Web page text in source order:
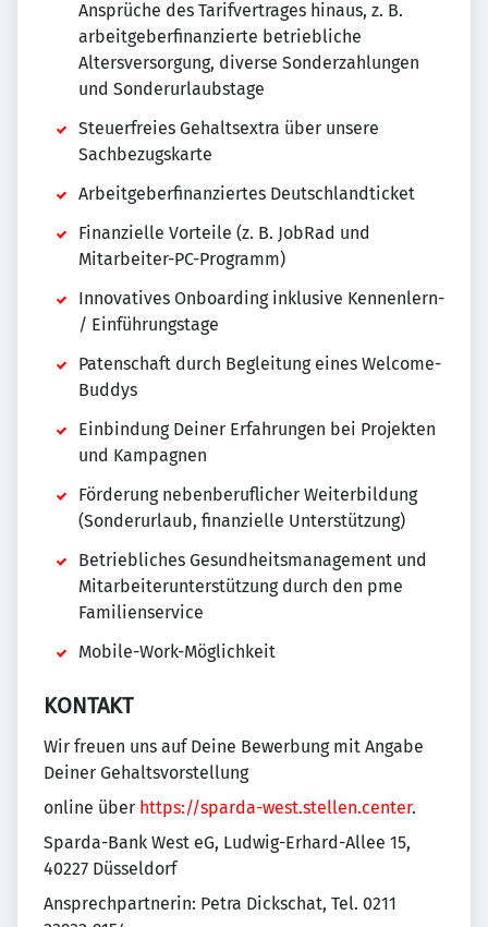
Ansprüche des Tarifvertrages hinaus, z. B.
arbeitgeberfinanzierte betriebliche
Altersversorgung, diverse Sonderzahlungen
und Sonderurlaubstage
Steuerfreies Gehaltsextra über unsere
Sachbezugskarte
Arbeitgeberfinanziertes Deutschlandticket
Finanzielle Vorteile (z. B. JobRad und
Mitarbeiter-PC-Programm)
Innovatives Onboarding inklusive Kennenlern-
/ Einführungstage
Patenschaft durch Begleitung eines Welcome-
Buddys
Einbindung Deiner Erfahrungen bei Projekten
und Kampagnen
Förderung nebenberuflicher Weiterbildung
(Sonderurlaub, finanzielle Unterstützung)
Betriebliches Gesundheitsmanagement und
Mitarbeiterunterstützung durch den pme
Familienservice
Mobile-Work-Möglichkeit
KONTAKT
Wir freuen uns auf Deine Bewerbung mit Angabe
Deiner Gehaltsvorstellung
online über https://sparda-west.stellen.center.
Sparda-Bank West eG, Ludwig-Erhard-Allee 15,
40227 Düsseldorf
Ansprechpartnerin: Petra Dickschat, Tel. 0211